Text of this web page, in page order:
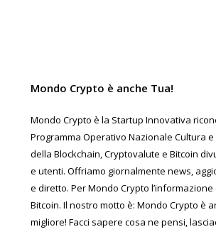
Mondo Crypto è anche Tua!
Mondo Crypto è la Startup Innovativa
Programma Operativo Nazionale Cultura e
della Blockchain, Cryptovalute e Bitcoin
e utenti. Offriamo giornalmente news,
e diretto. Per Mondo Crypto
Bitcoin. Il nostro motto è: Mondo Crypto è
migliore! Facci sapere cosa ne pensi,